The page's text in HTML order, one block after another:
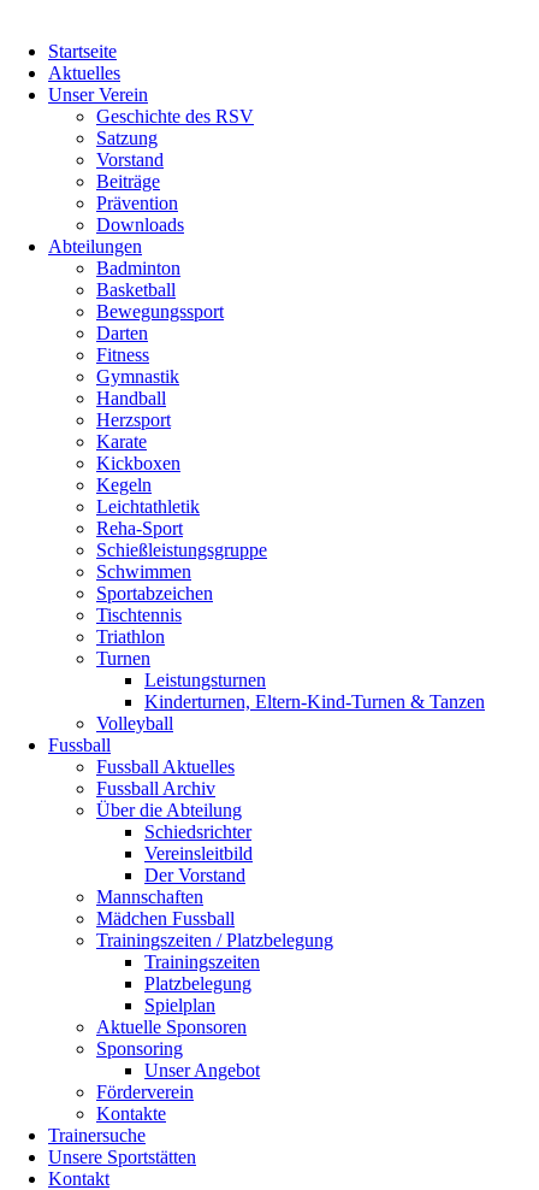
Startseite
Aktuelles
Unser Verein
Geschichte des RSV
Satzung
Vorstand
Beiträge
Prävention
Downloads
Abteilungen
Badminton
Basketball
Bewegungssport
Darten
Fitness
Gymnastik
Handball
Herzsport
Karate
Kickboxen
Kegeln
Leichtathletik
Reha-Sport
Schießleistungsgruppe
Schwimmen
Sportabzeichen
Tischtennis
Triathlon
Turnen
Leistungsturnen
Kinderturnen, Eltern-Kind-Turnen & Tanzen
Volleyball
Fussball
Fussball Aktuelles
Fussball Archiv
Über die Abteilung
Schiedsrichter
Vereinsleitbild
Der Vorstand
Mannschaften
Mädchen Fussball
Trainingszeiten / Platzbelegung
Trainingszeiten
Platzbelegung
Spielplan
Aktuelle Sponsoren
Sponsoring
Unser Angebot
Förderverein
Kontakte
Trainersuche
Unsere Sportstätten
Kontakt